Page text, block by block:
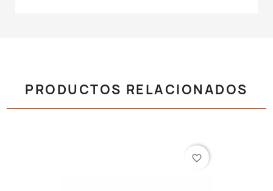
PRODUCTOS RELACIONADOS
favorite_border